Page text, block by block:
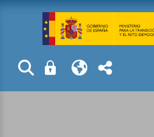
Sala de